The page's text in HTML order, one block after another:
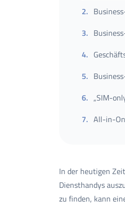
2.
3.
4.
5.
6. „SIM-
7. All-in-
In der heutigen
Diensthandys
zu finden, kann